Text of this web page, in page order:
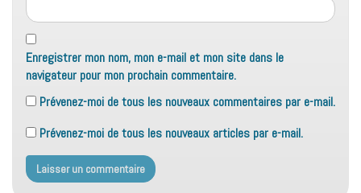
Enregistrer mon nom, mon e-mail et mon site dans le
navigateur pour mon prochain commentaire.
Prévenez-moi de tous les nouveaux commentaires par e-mail.
Prévenez-moi de tous les nouveaux articles par e-mail.